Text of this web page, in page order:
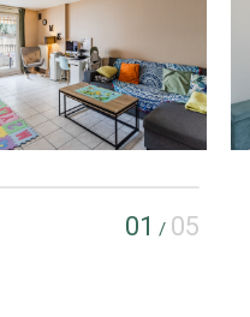
01 / 05